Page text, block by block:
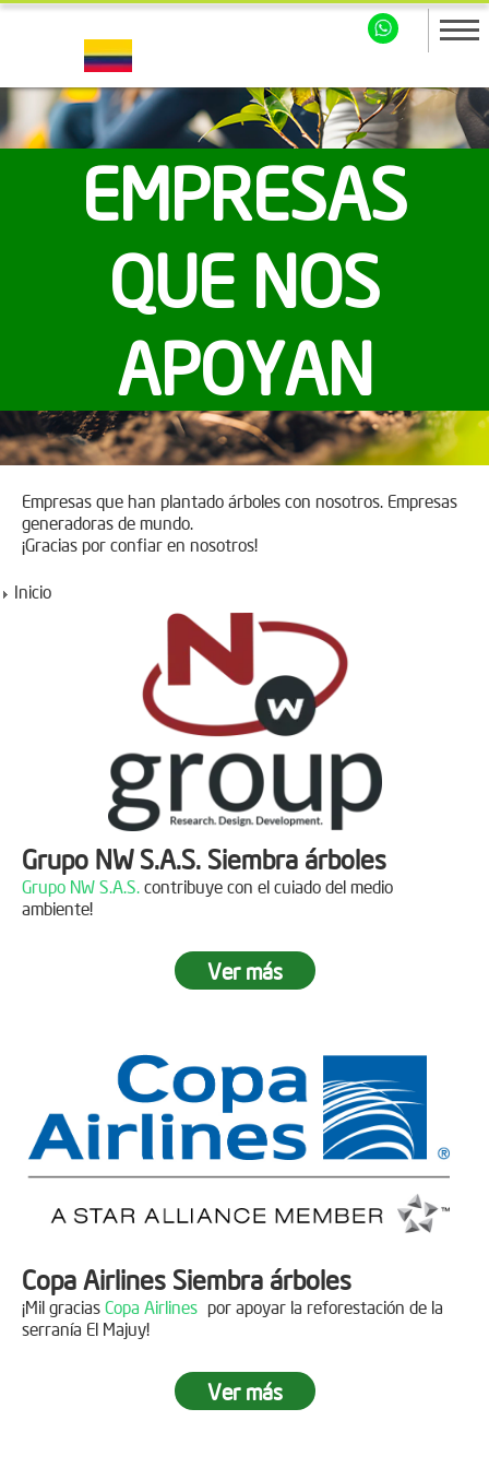
EMPRESAS
QUE NOS
APOYAN
Empresas que han plantado árboles con nosotros. Empresas
generadoras de mundo.
¡Gracias por confiar en nosotros!
Inicio
Grupo NW S.A.S. Siembra árboles
Grupo NW S.A.S. contribuye con el cuiado del medio
ambiente!
Jornada de reforestación
15 personas
Ver más
Copa Airlines Siembra árboles
¡Mil gracias Copa Airlines por apoyar la reforestación de la
serranía El Majuy!
Siembra en el Páramo Aguas Vivas
Ver más